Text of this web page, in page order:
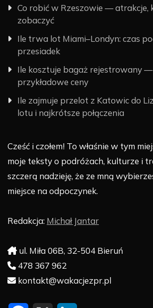
Co robić w Rzeszowie — atrakcje,
zobaczyć
Ile trwa lot Miami–Londyn: czas
przesiadek
Ile kosztuje bagaż rejestrowany —
przykładowe ceny
Ile zajmuje przelot z Katowic do
lotu i najkrótsze połączenia
Cześć i czołem! To właśnie w tym
moje teksty o podróżach, kulturze i
szczerą nadzieję, że ze mną
miejsce na odpoczynek.
Redakcja: Michał Jantar
ul. Miła 06B, 32-504 Bieruń
478 367 962
kontakt@wakacjezpr.pl